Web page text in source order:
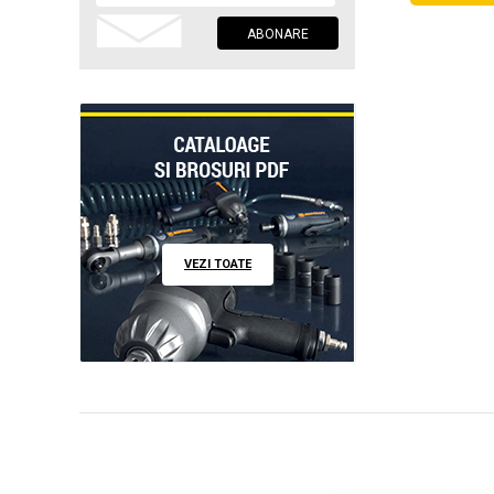
VEZI TOATE